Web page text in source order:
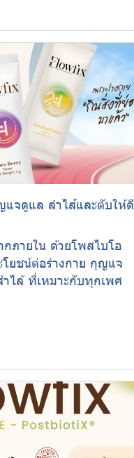
แจดูแล ลำไส้และตับให้ดี
ภายใน ด้วยโพสไบโอ
ยชน์ต่อร่างกาย กุญแจ
ไล้ ที่เหมาะกับทุกเพศ